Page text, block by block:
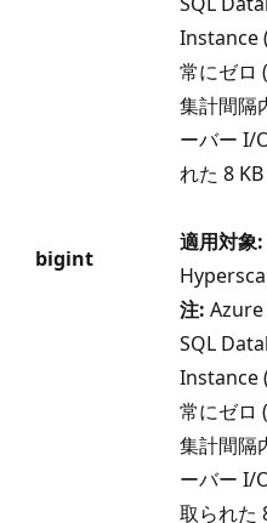
Instance
常にゼロ
bigint
集計間隔
ーバー I/
れた 8
適用対象:
注:
SQL
Instance
常にゼロ
集計間隔
ーバー I/
取られた